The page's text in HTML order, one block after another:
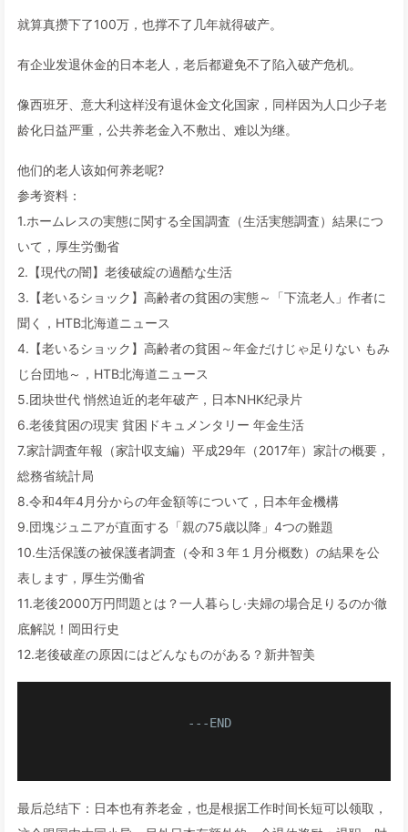
就算真攒下了100万，也撑不了几年就得破产。
有企业发退休金的日本老人，老后都避免不了陷入破产危机。
像西班牙、意大利这样没有退休金文化国家，同样因为人口少子老
龄化日益严重，公共养老金入不敷出、难以为继。
他们的老人该如何养老呢?
参考资料：
1.ホームレスの実態に関する全国調査（生活実態調査）結果につ
いて，厚生労働省
2.【現代の闇】老後破綻の過酷な生活
3.【老いるショック】高齢者の貧困の実態～「下流老人」作者に
聞く，HTB北海道ニュース
4.【老いるショック】高齢者の貧困～年金だけじゃ足りない もみ
じ台団地～，HTB北海道ニュース
5.团块世代 悄然迫近的老年破产，日本NHK纪录片
6.老後貧困の現実 貧困ドキュメンタリー 年金生活
7.家計調査年報（家計収支編）平成29年（2017年）家計の概要，
総務省統計局
8.令和4年4月分からの年金額等について，日本年金機構
9.団塊ジュニアが直面する「親の75歳以降」4つの難題
10.生活保護の被保護者調査（令和３年１月分概数）の結果を公
表します，厚生労働省
11.老後2000万円問題とは？一人暮らし·夫婦の場合足りるのか徹
底解説！岡田行史
12.老後破産の原因にはどんなものがある？新井智美
                  ---END
最后总结下：日本也有养老金，也是根据工作时间长短可以领取，